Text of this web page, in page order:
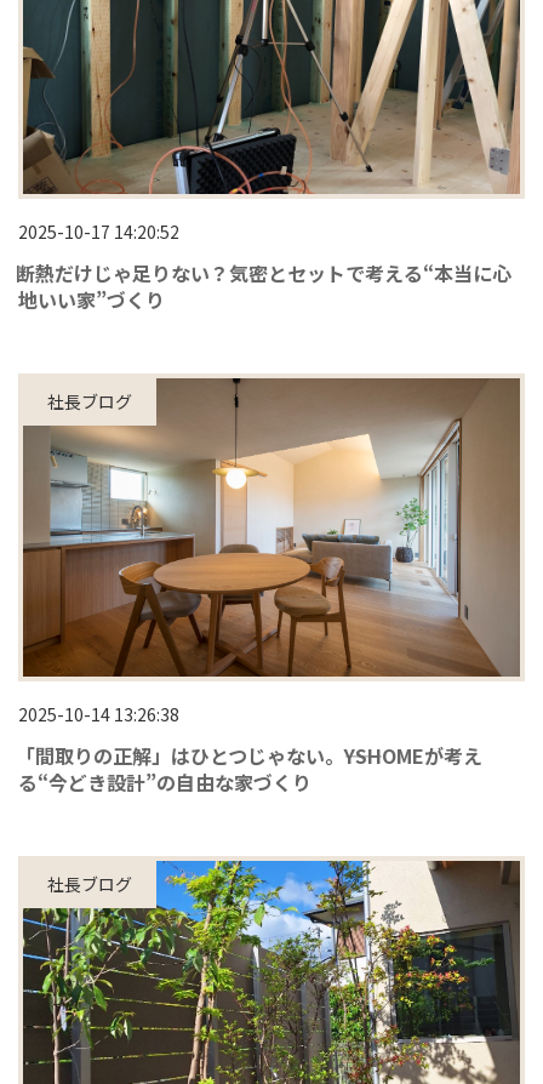
2025-10-17 14:20:52
断熱だけじゃ足りない？気密とセットで考える“本当に心
地いい家”づくり
社長ブログ
2025-10-14 13:26:38
「間取りの正解」はひとつじゃない。――YSHOMEが考え
る“今どき設計”の自由な家づくり
社長ブログ